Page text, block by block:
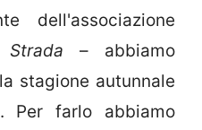
dell'associazione
– abbiamo
stagione autunnale
Per farlo abbiamo